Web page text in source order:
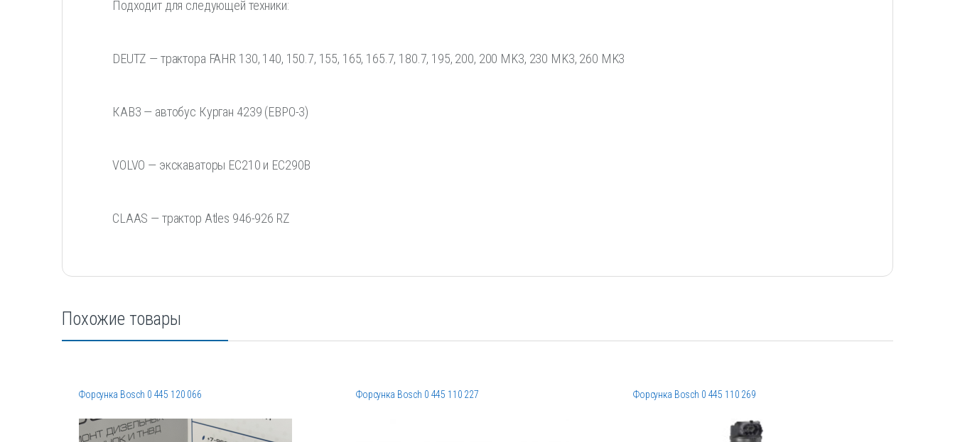
Подходит для следующей техники:
DEUTZ — трактора FAHR 130, 140, 150.7, 155, 165, 165.7, 180.7, 195, 200, 200 MK3, 230 MK3, 260 MK3
КАВЗ — автобус Курган 4239 (ЕВРО-3)
VOLVO — экскаваторы EC210 и EC290B
CLAAS — трактор Atles 946-926 RZ
Похожие товары
Форсунка Bosch 0 445 120 066 Форсунка Bosch 0 445 110 227 Форсунка Bosch 0 445 110 269